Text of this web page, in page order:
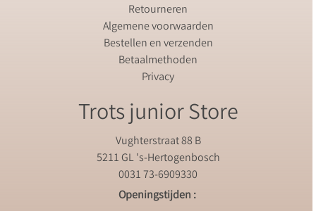
Retourneren
Algemene voorwaarden
Bestellen en verzenden
Betaalmethoden
Privacy
Trots junior Store
Vughterstraat 88 B
5211 GL 's-Hertogenbosch
0031 73-6909330
Openingstijden :